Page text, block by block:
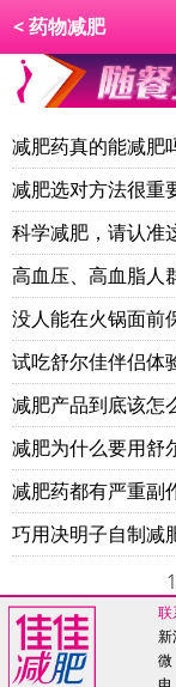
< 药物减肥
减肥药真的能减肥
减肥选对方法很重
科学减肥，请认准
高血压、高血脂人
没人能在火锅面前
试吃舒尔佳伴侣体
减肥产品到底该怎
减肥为什么要用舒
减肥药都有严重副
巧用决明子自制减
1
联
新